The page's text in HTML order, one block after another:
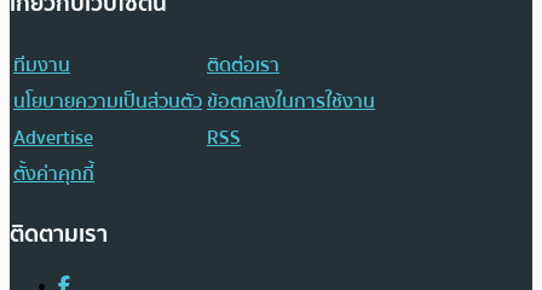
ทีมงาน
ติดต่อเรา
นโยบายความเป็นส่วนตัวข้อตกลงในการใช้งาน
Advertise
RSS
ตั้งค่าคุกกี้
ติดตามเรา